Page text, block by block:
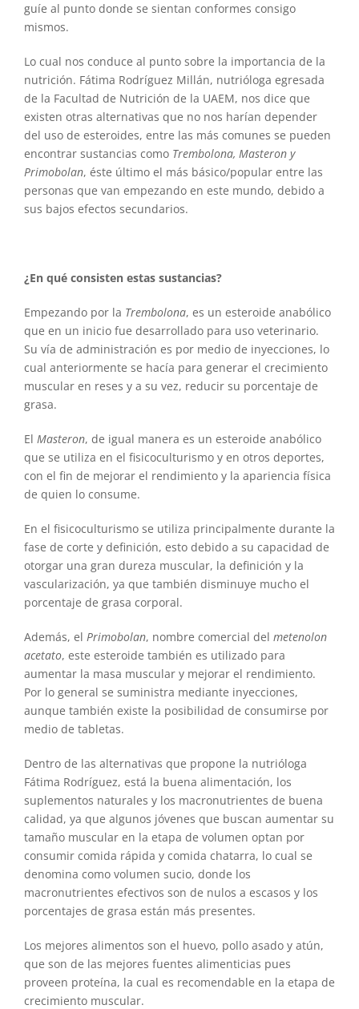
guíe al punto donde se sientan conformes consigo
mismos.
Lo cual nos conduce al punto sobre la importancia de la
nutrición. Fátima Rodríguez Millán, nutrióloga egresada
de la Facultad de Nutrición de la UAEM, nos dice que
existen otras alternativas que no nos harían depender
del uso de esteroides, entre las más comunes se pueden
encontrar sustancias como Trembolona, Masteron y
Primobolan, éste último el más básico/popular entre las
personas que van empezando en este mundo, debido a
sus bajos efectos secundarios.
¿En qué consisten estas sustancias?
Empezando por la Trembolona, es un esteroide anabólico
que en un inicio fue desarrollado para uso veterinario.
Su vía de administración es por medio de inyecciones, lo
cual anteriormente se hacía para generar el crecimiento
muscular en reses y a su vez, reducir su porcentaje de
grasa.
El Masteron, de igual manera es un esteroide anabólico
que se utiliza en el fisicoculturismo y en otros deportes,
con el fin de mejorar el rendimiento y la apariencia física
de quien lo consume.
En el fisicoculturismo se utiliza principalmente durante la
fase de corte y definición, esto debido a su capacidad de
otorgar una gran dureza muscular, la definición y la
vascularización, ya que también disminuye mucho el
porcentaje de grasa corporal.
Además, el Primobolan, nombre comercial del metenolon
acetato, este esteroide también es utilizado para
aumentar la masa muscular y mejorar el rendimiento.
Por lo general se suministra mediante inyecciones,
aunque también existe la posibilidad de consumirse por
medio de tabletas.
Dentro de las alternativas que propone la nutrióloga
Fátima Rodríguez, está la buena alimentación, los
suplementos naturales y los macronutrientes de buena
calidad, ya que algunos jóvenes que buscan aumentar su
tamaño muscular en la etapa de volumen optan por
consumir comida rápida y comida chatarra, lo cual se
denomina como volumen sucio, donde los
macronutrientes efectivos son de nulos a escasos y los
porcentajes de grasa están más presentes.
Los mejores alimentos son el huevo, pollo asado y atún,
que son de las mejores fuentes alimenticias pues
proveen proteína, la cual es recomendable en la etapa de
crecimiento muscular.